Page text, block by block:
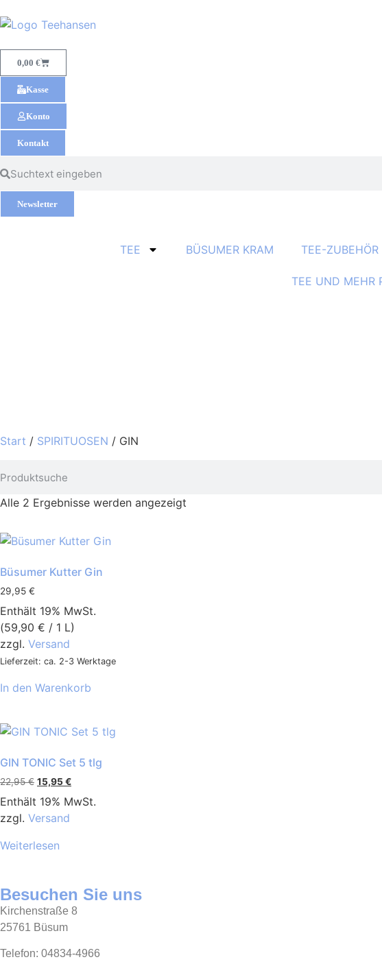
0,00 €
Kasse
Konto
Kontakt
Newsletter
TEE BÜSUMER KRAM TEE-ZUBEHÖR
TEE UND MEHR
Start / SPIRITUOSEN / GIN
Alle 2 Ergebnisse werden angezeigt
Büsumer Kutter Gin
29,95 €
Enthält 19% MwSt.
(59,90 € / 1 L)
zzgl. Versand
Lieferzeit: ca. 2-3 Werktage
In den Warenkorb
GIN TONIC Set 5 tlg
22,95€ 15,95€
Enthält 19% MwSt.
zzgl. Versand
Weiterlesen
Besuchen Sie uns
Kirchenstraße 8
25761 Büsum
Telefon: 04834-4966